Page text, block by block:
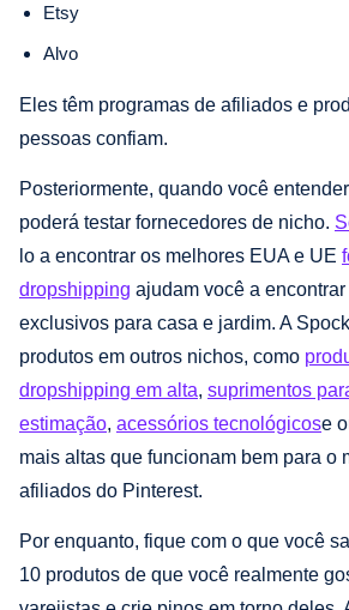
Etsy
Alvo
Eles têm programas de afiliados e
pessoas confiam.
Posteriormente, quando você
poderá testar fornecedores de nicho.
lo a encontrar os melhores EUA e UE
dropshipping ajudam você a
exclusivos para casa e jardim. A
produtos em outros nichos, como
dropshipping em alta, suprimentos
estimação, acessórios tecnológicose
mais altas que funcionam bem para o
afiliados do Pinterest.
Por enquanto, fique com o que você
10 produtos de que você realmente